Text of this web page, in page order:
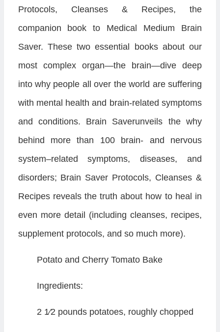
Protocols, Cleanses & Recipes, the
companion book to Medical Medium Brain
Saver. These two essential books about our
most complex organ—the brain—dive deep
into why people all over the world are suffering
with mental health and brain-related symptoms
and conditions. Brain Saverunveils the why
behind more than 100 brain- and nervous
system–related symptoms, diseases, and
disorders; Brain Saver Protocols, Cleanses &
Recipes reveals the truth about how to heal in
even more detail (including cleanses, recipes,
supplement protocols, and so much more).
Potato and Cherry Tomato Bake
Ingredients:
2 1⁄2 pounds potatoes, roughly chopped